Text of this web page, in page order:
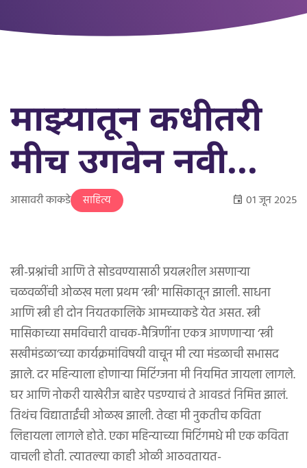
माझ्यातून कधीतरी
मीच उगवेन नवी...
आसावरी काकडे साहित्य ०१ जून २०२५
स्त्री-प्रश्नांची आणि ते सोडवण्यासाठी प्रयत्नशील असणार्‍या
चळवळींची ओळख मला प्रथम ‘स्त्री’ मासिकातून झाली. साधना
आणि स्त्री ही दोन नियतकालिके आमच्याकडे येत असत. स्त्री
मासिकाच्या समविचारी वाचक-मैत्रिणींना एकत्र आणणार्‍या ‘स्त्री
सखीमंडळा’च्या कार्यक्रमांविषयी वाचून मी त्या मंडळाची सभासद
झाले. दर महिन्याला होणार्‍या मिटिंग्जना मी नियमित जायला लागले.
घर आणि नोकरी याखेरीज बाहेर पडण्याचं ते आवडतं निमित्त झालं.
तिथंच विद्याताईंची ओळख झाली. तेव्हा मी नुकतीच कविता
लिहायला लागले होते. एका महिन्याच्या मिटिंगमधे मी एक कविता
वाचली होती. त्यातल्या काही ओळी आठवतायत-